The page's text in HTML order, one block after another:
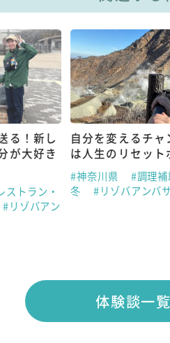
る！新し
が大好き
ストラン・
#リゾバアン
自分を変えるチャ
は人生のリセット
#神奈川県 #調理補
冬
#リゾバアンバ
体験談一